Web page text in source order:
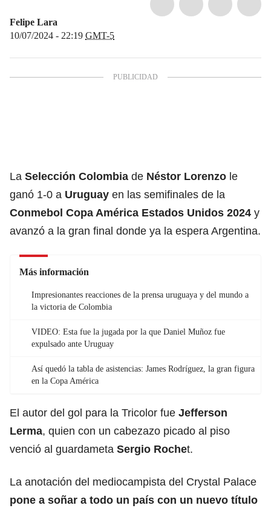
Felipe Lara
10/07/2024 - 22:19 GMT-5
La Selección Colombia de Néstor Lorenzo le
ganó 1-0 a Uruguay en las semifinales de la
Conmebol Copa América Estados Unidos 2024 y
avanzó a la gran final donde ya la espera Argentina.
Más información
Impresionantes reacciones de la prensa uruguaya y del mundo a
la victoria de Colombia
VIDEO: Esta fue la jugada por la que Daniel Muñoz fue
expulsado ante Uruguay
Así quedó la tabla de asistencias: James Rodríguez, la gran figura
en la Copa América
El autor del gol para la Tricolor fue Jefferson
Lerma, quien con un cabezazo picado al piso
venció al guardameta Sergio Rochet.
La anotación del mediocampista del Crystal Palace
pone a soñar a todo un país con un nuevo título